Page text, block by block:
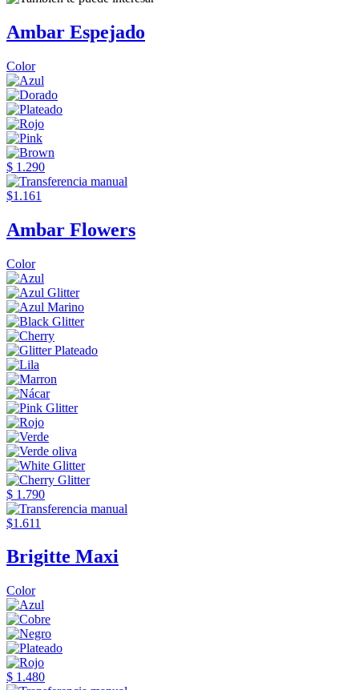
Ambar Espejado
Color
$ 1.290
$1.161
Ambar Flowers
Color
$ 1.790
$1.611
Brigitte Maxi
Color
$ 1.480